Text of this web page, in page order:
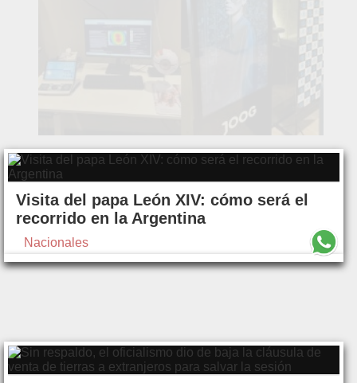
Visita del papa León XIV: cómo será el
recorrido en la Argentina
Nacionales